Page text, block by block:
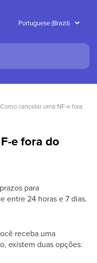
Como cancelar uma NF-e fora
e fora do
para
entre 24 horas e 7 dias.
receba uma
existem duas opções: